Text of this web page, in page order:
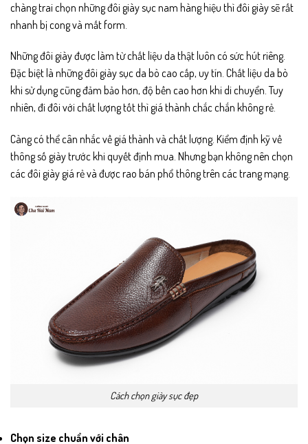
chàng trai chọn những đôi giày sục nam hàng hiệu thì đôi giày sẽ rất
nhanh bị cong và mất form.
Những đôi giày được làm từ chất liệu da thật luôn có sức hút riêng.
Đặc biệt là những đôi giày sục da bò cao cấp, uy tín. Chất liệu da bò
khi sử dụng cũng đảm bảo hơn, độ bền cao hơn khi di chuyển. Tuy
nhiên, đi đôi với chất lượng tốt thì giá thành chắc chắn không rẻ.
Càng có thể cân nhắc về giá thành và chất lượng. Kiểm định kỹ về
thông số giày trước khi quyết định mua. Nhưng bạn không nên chọn
các đôi giày giá rẻ và được rao bán phổ thông trên các trang mạng.
Cách chọn giày sục đẹp
Chọn size chuẩn với chân